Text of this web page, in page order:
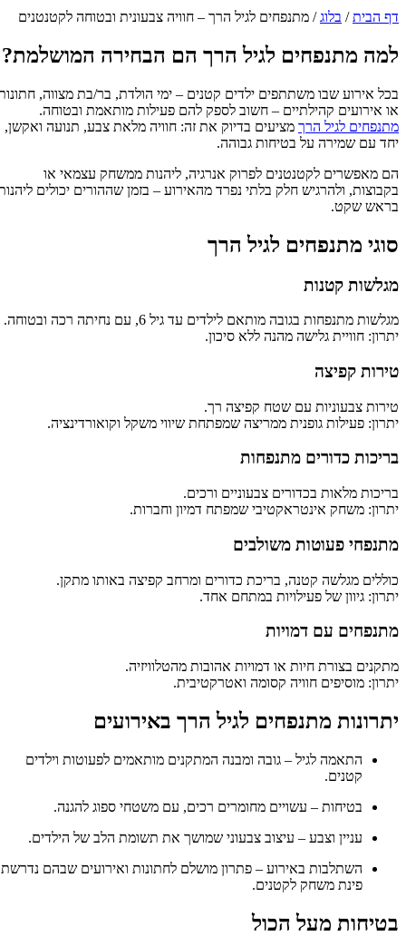
דף הבית/בלוג/מתנפחים לגיל הרך – חוויה צבעונית ובטוחה לקטנטנים
למה מתנפחים לגיל הרך הם הבחירה המושלמת?
בכל אירוע שבו משתתפים ילדים קטנים – ימי הולדת, בר/בת מצווה, חתונות
או אירועים קהילתיים – חשוב לספק להם פעילות מותאמת ובטוחה.
מתנפחים לגיל הרךמציעים בדיוק את זה: חוויה מלאת צבע, תנועה ואקשן,
יחד עם שמירה על בטיחות גבוהה.
הם מאפשרים לקטנטנים לפרוק אנרגיה, ליהנות ממשחק עצמאי או
בקבוצות, ולהרגיש חלק בלתי נפרד מהאירוע – בזמן שההורים יכולים ליהנות
בראש שקט.
סוגי מתנפחים לגיל הרך
מגלשות קטנות
מגלשות מתנפחות בגובה מותאם לילדים עד גיל 6, עם נחיתה רכה ובטוחה.
יתרון: חוויית גלישה מהנה ללא סיכון.
טירות קפיצה
טירות צבעוניות עם שטח קפיצה רך.
יתרון: פעילות גופנית ממריצה שמפתחת שיווי משקל וקואורדינציה.
בריכות כדורים מתנפחות
בריכות מלאות בכדורים צבעוניים ורכים.
יתרון: משחק אינטראקטיבי שמפתח דמיון וחברות.
מתנפחי פעוטות משולבים
כוללים מגלשה קטנה, בריכת כדורים ומרחב קפיצה באותו מתקן.
יתרון: גיוון של פעילויות במתחם אחד.
מתנפחים עם דמויות
מתקנים בצורת חיות או דמויות אהובות מהטלוויזיה.
יתרון: מוסיפים חוויה קסומה ואטרקטיבית.
יתרונות מתנפחים לגיל הרך באירועים
התאמה לגיל – גובה ומבנה המתקנים מותאמים לפעוטות וילדים
קטנים.
בטיחות – עשויים מחומרים רכים, עם משטחי ספוג להגנה.
עניין וצבע – עיצוב צבעוני שמושך את תשומת הלב של הילדים.
השתלבות באירוע – פתרון מושלם לחתונות ואירועים שבהם נדרשת
פינת משחק לקטנים.
בטיחות מעל הכול